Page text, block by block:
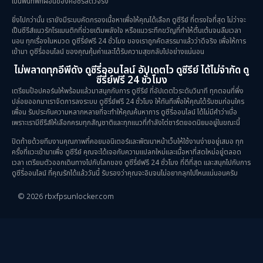
ยิ่งไปกว่านั้น เรายังมีระบบคัดกรองเนื้อหาเพื่อให้คุณได้เลือก ดูซีรีย์ ที่ตรงใจที่สุด ไม่ว่าจะ
เป็นซีรีส์แนวรักโรแมนติกที่ช่วยเติมพลังใจ หรือแนวระทึกขวัญที่ทำให้ตื่นเต้นจนลืมเวลา
นอน ทุกเรื่องในหมวด ดูซีรี่ย์ฟรี 24 ชั่วโมง ของเราถูกคัดสรรมาแล้วว่าดีจริง เพื่อให้การ
เข้ามา ดูซีรี่ออนไลน์ ของคุณคุ้มค่าและได้รับความสุขกลับไปอย่างแน่นอน
ไม่พลาดทุกอีพีดัง ดูซีรี่ออนไลน์ อัปเดตไว ดูซีรีย์ ได้ไม่จำกัด ดู
ซีรี่ย์ฟรี 24 ชั่วโมง
เตรียมป๊อปคอร์นให้พร้อมแล้วมาสนุกกับการ ดูซีรีย์ ที่อัปเดตไวระดับวินาที ทุกตอนที่พึ่ง
ปล่อยออกมาเราจัดการลงระบบ ดูซีรี่ย์ฟรี 24 ชั่วโมง ให้ทันทีเพื่อให้คุณได้รับชมก่อนใคร
เพื่อน รับประกันความหลากหลายที่จะทำให้คุณค้นหาการ ดูซีรี่ออนไลน์ ได้ไม่มีคำว่าเบื่อ
เพราะเรามีซีรีส์ให้เลือกครบทุกสัญชาติและทุกแนวที่กำลังไต่ชาร์ตยอดนิยมอยู่ในขณะนี้
ปิดท้ายด้วยทีมงานคุณภาพที่คอยมอนิเตอร์และพัฒนาหน้าเว็บให้ใช้งานง่ายอยู่เสมอ ทุก
ครั้งที่แวะเข้ามาเพื่อ ดูซีรีย์ คุณจะได้เจอกับความแปลกใหม่และเนื้อหาที่สดใหม่อยู่ตลอด
เวลา เตรียมตัวออกเดินทางไปกับโลกของ ดูซีรี่ย์ฟรี 24 ชั่วโมง ที่ดีที่สุด และสนุกไปกับการ
ดูซีรี่ออนไลน์ ที่คุณรักได้แล้ววันนี้ รับรองว่าคุณจะอินจนไม่อยากลุกไปไหนแน่นอนครับ
© 2026 rbxfpsunlocker.com